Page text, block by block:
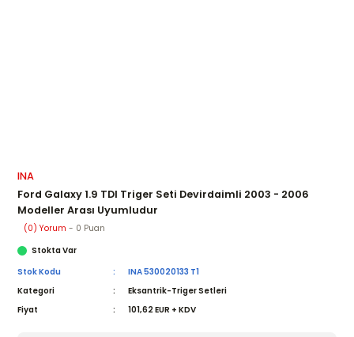
INA
Ford Galaxy 1.9 TDI Triger Seti Devirdaimli 2003 - 2006
Modeller Arası Uyumludur
(0) Yorum - 0 Puan
Stokta Var
Stok Kodu
INA 530020133 T1
Kategori
Eksantrik-Triger Setleri
Fiyat
101,62 EUR + KDV